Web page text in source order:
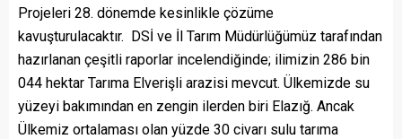
Projeleri 28. dönemde kesinlikle çözüme
kavuşturulacaktır. DSİ ve İl Tarım Müdürlüğümüz tarafından
hazırlanan çeşitli raporlar incelendiğinde; ilimizin 286 bin
044 hektar Tarıma Elverişli arazisi mevcut. Ülkemizde su
yüzeyi bakımından en zengin ilerden biri Elazığ. Ancak
Ülkemiz ortalaması olan yüzde 30 civarı sulu tarıma